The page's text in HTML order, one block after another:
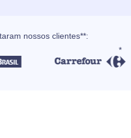
nossos clientes**: